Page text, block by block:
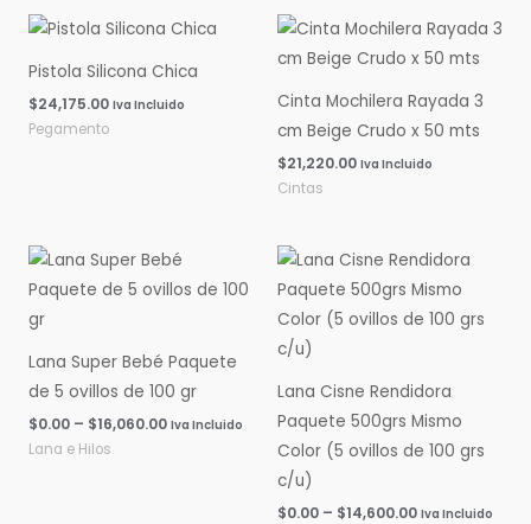
Pistola Silicona Chica
$24,175.00 Iva Incluido
Pegamento
Cinta Mochilera Rayada 3
cm Beige Crudo x 50 mts
$21,220.00 Iva Incluido
Cintas
Lana Super Bebé Paquete
de 5 ovillos de 100 gr
$0.00 – $16,060.00
Rango
de
precios:
$16,060.00
Iva Incluido
Lana e Hilos
Lana Cisne Rendidora
Paquete 500grs Mismo
Color (5 ovillos de 100 grs
c/u)
$0.00 – $14,600.00
Rango
de
precios:
desde
$0.00
Iva Incluido